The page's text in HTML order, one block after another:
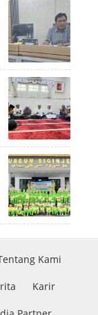
Kami
Karir